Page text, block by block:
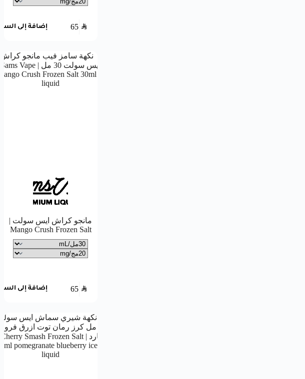
65 SAR إضافة إلى السلة
مانجو كراش ايس سولت |
Mango Crush Frozen Salt
65 SAR إضافة إلى السلة